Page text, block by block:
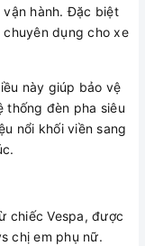
hành. Đặc biệt
chuyên dụng cho xe
này giúp bảo vệ
thống đèn pha siêu
nổi khối viền sang
chiếc Vespa, được
chị em phụ nữ.